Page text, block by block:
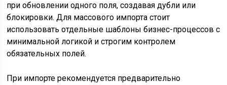
при обновлении одного поля, создавая дубли или
блокировки. Для массового импорта стоит
использовать отдельные шаблоны бизнес-процессов с
минимальной логикой и строгим контролем
обязательных полей.
При импорте рекомендуется предварительно